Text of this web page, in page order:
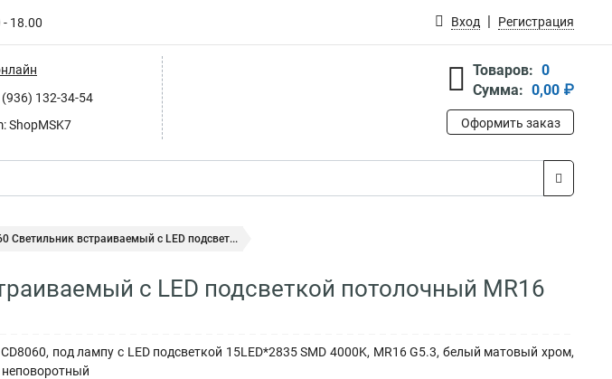
- 18.00 Вход Регистрация
(936) 132-34-54
ShopMSK7
Товаров: 0
Сумма: 0,00 ₽
Оформить заказ
Светильник встраиваемый с LED подсвет...
с LED подсветкой потолочный MR16
под лампу с LED подсветкой 15LED*2835 SMD 4000K, MR16 G5.3, белый матовый хром,